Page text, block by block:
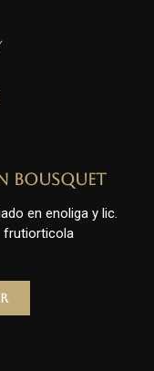
Bousquet
en enoliga y lic.
frutiorticola